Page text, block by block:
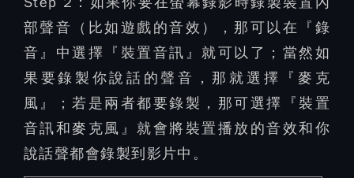
部聲音（比如遊戲的音效），那可以在『錄
音』中選擇『裝置音訊』就可以了；當然如
果要錄製你說話的聲音，那就選擇『麥克
風』；若是兩者都要錄製，那可選擇『裝置
音訊和麥克風』就會將裝置播放的音效和你
說話聲都會錄製到影片中。